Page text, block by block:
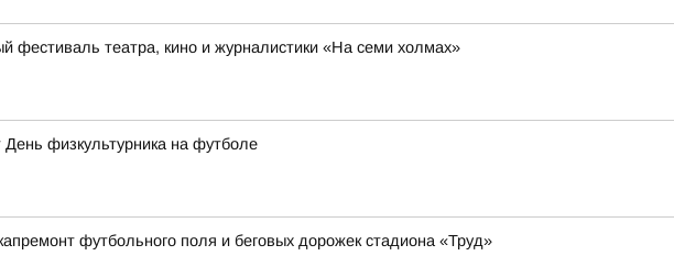
фестиваль театра, кино и журналистики «На семи холмах»
День физкультурника на футболе
футбольного поля и беговых дорожек стадиона «Труд»